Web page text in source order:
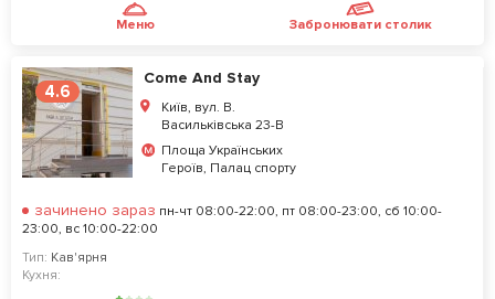
Меню Забронювати столик
4.6
Come And Stay
Київ, вул. В.
Васильківська 23-В
Площа Українських
Героїв, Палац спорту
зачинено зараз пн-чт 08:00-22:00, пт 08:00-23:00, сб 10:00-
23:00, вс 10:00-22:00
Тип: Кав'ярня
Кухня: